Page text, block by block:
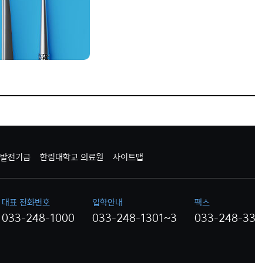
발전기금 한림대학교 의료원 사이트맵
대표 전화번호
033-248-1000
입학안내
033-248-1301~3
팩스
033-248-